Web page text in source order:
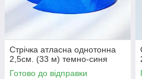
Стрічка атласна однотонна
2,5см. (33 м) темно-синя
Готово до відправки